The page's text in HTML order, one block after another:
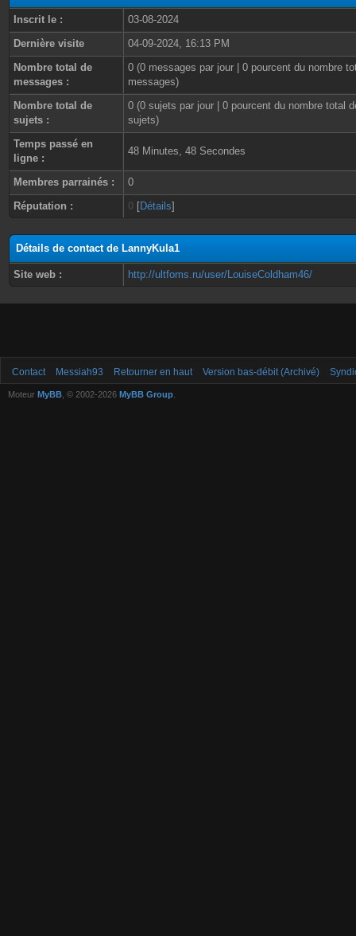
Inscrit le :
03-08-2024
Dernière visite
04-09-2024, 16:13 PM
Nombre total de
messages :
0 (0 messages par jour | 0 pourcent du nombre
messages)
Nombre total de
sujets :
0 (0 sujets par jour | 0 pourcent du nombre total
sujets)
Temps passé en
ligne :
48 Minutes, 48 Secondes
Membres parrainés :
0
Réputation :
0 [Détails]
Détails de contact de LannyKula1
Site web : http://ultfoms.ru/user/LouiseColdham46/
Contact Messiah93 Retourner en haut Version bas-débit (Archivé)
Moteur MyBB , © 2002-2026 MyBB Group